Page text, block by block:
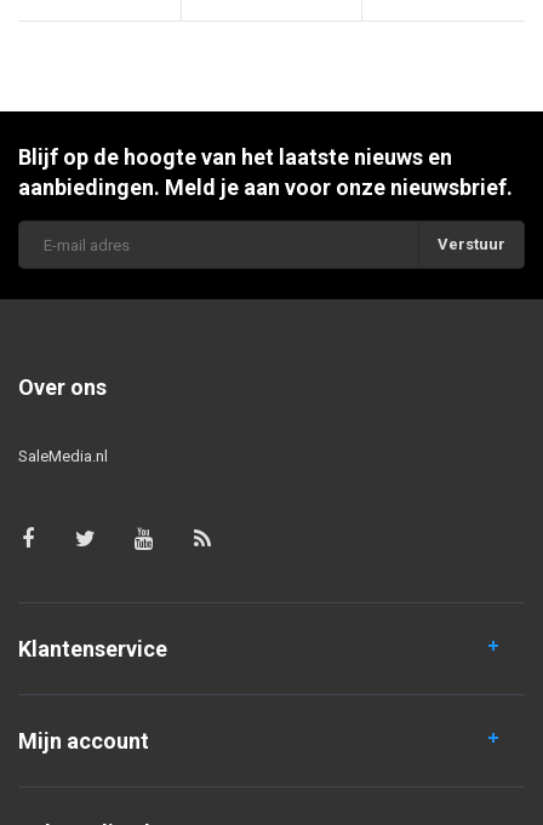
Blijf op de hoogte van het laatste nieuws en
aanbiedingen. Meld je aan voor onze nieuwsbrief.
Verstuur
Over ons
SaleMedia.nl
Klantenservice
Mijn account